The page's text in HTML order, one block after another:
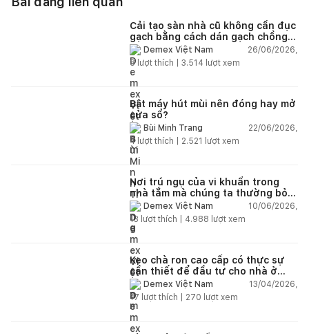
Cải tạo sàn nhà cũ không cần đục
gạch bằng cách dán gạch chồng
gạch có được không?
Demex Việt Nam
26/06/2026,
8lượt thích | 3.514 lượt xem
Bật máy hút mùi nên đóng hay mở
cửa sổ?
Bùi Minh Trang
22/06/2026,
4lượt thích | 2.521 lượt xem
Nơi trú ngụ của vi khuẩn trong
nhà tắm mà chúng ta thường bỏ
quaDemex Việt Nam
10/06/2026,
13 lượt thích | 4.988 lượt xem
Keo chà ron cao cấp có thực sự
cần thiết để đầu tư cho nhà ở
dân dụng?
Demex Việt Nam
13/04/2026,
17 lượt thích | 270 lượt xem